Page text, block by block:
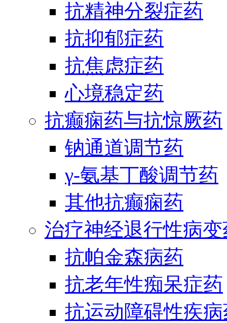
抗精神分裂症药
抗抑郁症药
抗焦虑症药
心境稳定药
抗癫痫药与抗惊厥药
钠通道调节药
γ-氨基丁酸调节药
其他抗癫痫药
治疗神经退行性病
抗帕金森病药
抗老年性痴呆症药
抗运动障碍性疾